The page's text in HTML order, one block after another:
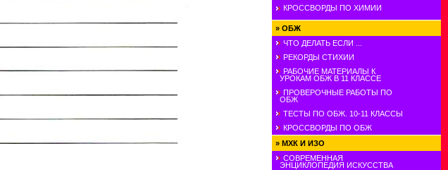
КРОССВОРДЫ ПО ХИМИИ
» ОБЖ
ЧТО ДЕЛАТЬ ЕСЛИ ...
РЕКОРДЫ СТИХИИ
РАБОЧИЕ МАТЕРИАЛЫ К
УРОКАМ ОБЖ В 11 КЛАССЕ
ПРОВЕРОЧНЫЕ РАБОТЫ ПО
ОБЖ
ТЕСТЫ ПО ОБЖ. 10-11 КЛАССЫ
КРОССВОРДЫ ПО ОБЖ
» МХК И ИЗО
СОВРЕМЕННАЯ
ЭНЦИКЛОПЕДИЯ ИСКУССТВА